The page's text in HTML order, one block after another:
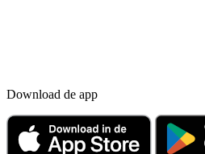
Download de app